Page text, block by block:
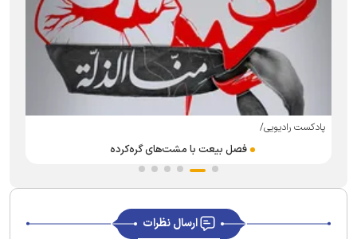
پادکست رادیویی/
فصل بیعت با مشت‌های گره‌کرده
ارسال نظرات